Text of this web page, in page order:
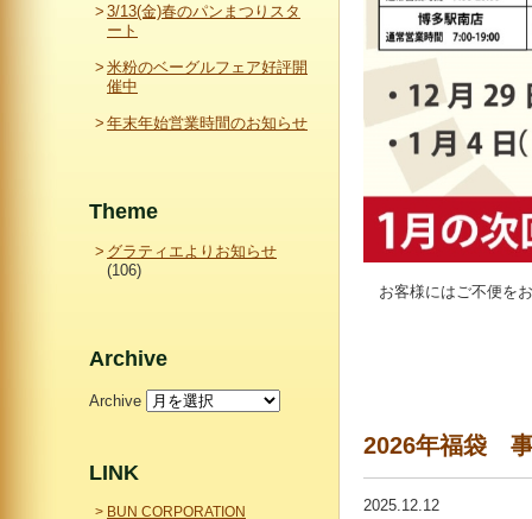
お客様にはご不便を
2026年福袋
2025.12.12
3/13(金)春のパンまつりスタ
ート
米粉のベーグルフェア好評開
催中
年末年始営業時間のお知らせ
Theme
グラティエよりお知らせ
(106)
Archive
Archive
LINK
BUN CORPORATION